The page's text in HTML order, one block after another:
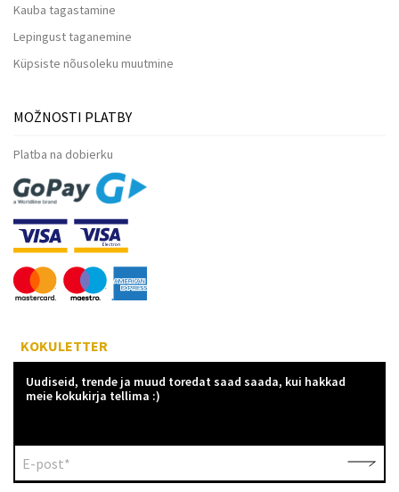
Kauba tagastamine
Lepingust taganemine
Küpsiste nõusoleku muutmine
MOŽNOSTI PLATBY
Platba na dobierku
KOKULETTER
Uudiseid, trende ja muud toredat saad saada, kui hakkad
meie kokukirja tellima :)
E-post*